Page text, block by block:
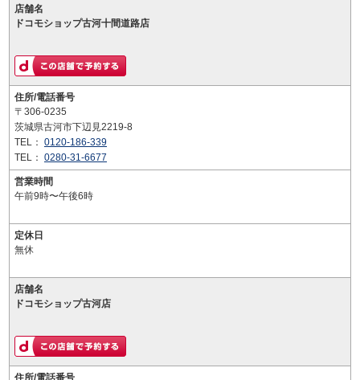
店舗名
ドコモショップ古河十間道路店
住所/電話番号
〒306-0235
茨城県古河市下辺見2219-8
TEL： 0120-186-339
TEL： 0280-31-6677
営業時間
午前9時〜午後6時
定休日
無休
店舗名
ドコモショップ古河店
住所/電話番号